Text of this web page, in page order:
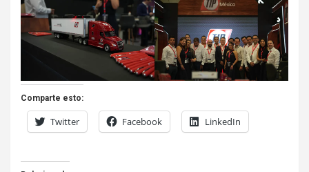
Comparte esto:
Twitter Facebook LinkedIn